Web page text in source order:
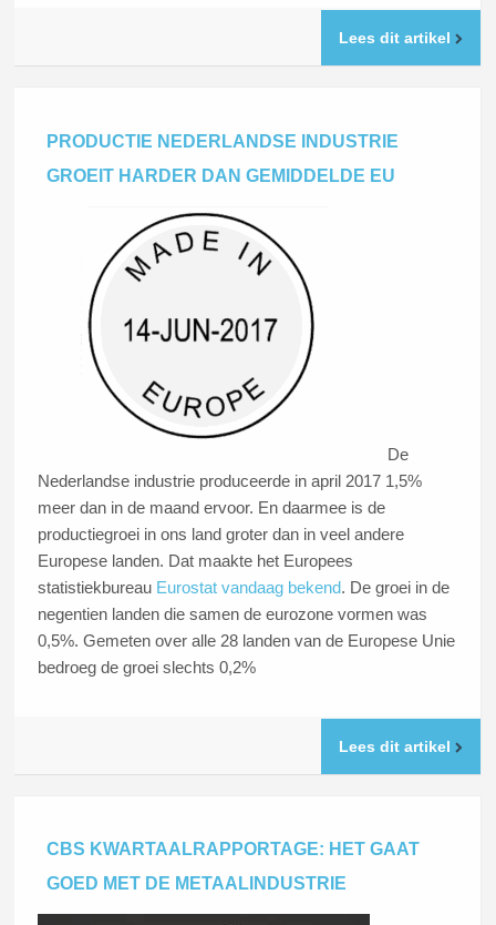
Lees dit artikel
PRODUCTIE NEDERLANDSE INDUSTRIE
GROEIT HARDER DAN GEMIDDELDE EU
De
Nederlandse industrie produceerde in april 2017 1,5%
meer dan in de maand ervoor. En daarmee is de
productiegroei in ons land groter dan in veel andere
Europese landen. Dat maakte het Europees
statistiekbureau Eurostat vandaag bekend. De groei in de
negentien landen die samen de eurozone vormen was
0,5%. Gemeten over alle 28 landen van de Europese Unie
bedroeg de groei slechts 0,2%
Lees dit artikel
CBS KWARTAALRAPPORTAGE: HET GAAT
GOED MET DE METAALINDUSTRIE